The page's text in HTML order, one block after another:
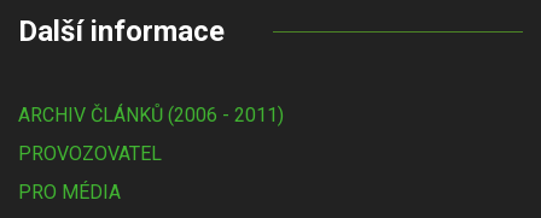
Další informace
ARCHIV ČLÁNKŮ (2006 - 2011)
PROVOZOVATEL
PRO MÉDIA